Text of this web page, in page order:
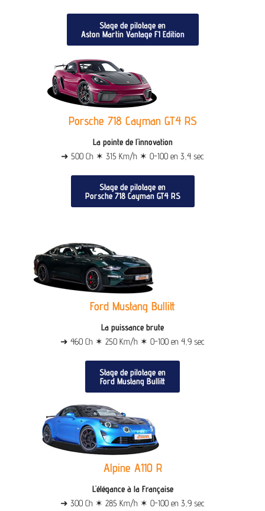
Stage de pilotage en
Aston Martin Vantage F1 Edition
Porsche 718 Cayman GT4 RS
La pointe de l'innovation
➜ 500 Ch ✶ 315 Km/h ✶ 0-100 en 3,4 sec
Stage de pilotage en
Porsche 718 Cayman GT4 RS
Ford Mustang Bullitt
La puissance brute
➜ 460 Ch ✶ 250 Km/h ✶ 0-100 en 4,9 sec
Stage de pilotage en
Ford Mustang Bullitt
Alpine A110 R
L'élégance à la Française
➜ 300 Ch ✶ 285 Km/h ✶ 0-100 en 3,9 sec